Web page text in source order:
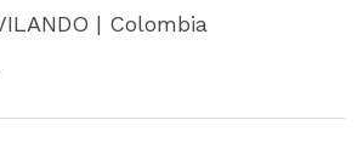
| Colombia